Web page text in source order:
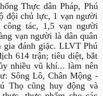
Thực dân Pháp, Phú
đội chủ lực, 1 vạn người
tác, 1,5 vạn người
vạn người là dân quân
gia đánh giặc. LLVT Phú
614 trận; tiêu diệt, bắt
nhiều vũ khí... làm nên
Sông Lô, Chân Mộng -
Thọ cũng huy động và